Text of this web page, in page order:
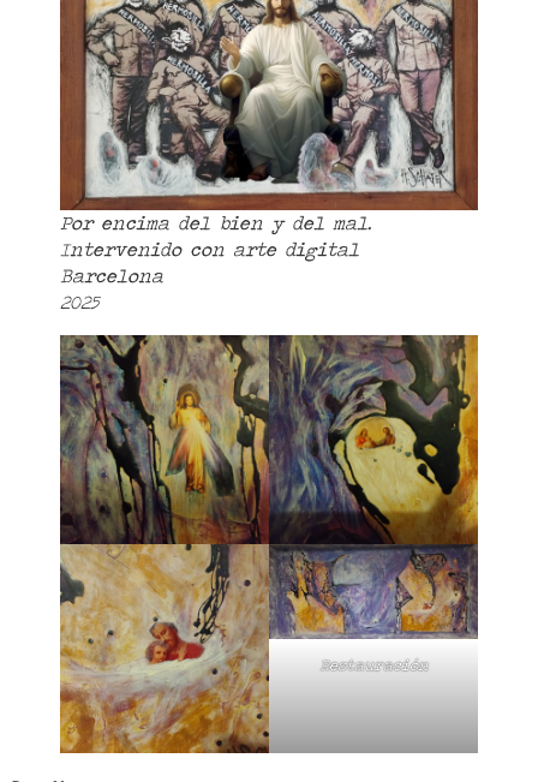
Por encima del bien y del mal.
Intervenido con arte digital
Barcelona
2025
Restauración